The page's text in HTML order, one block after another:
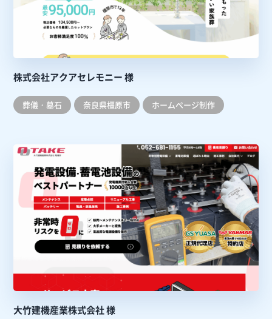
株式会社アクアセレモニー 様
葬儀・墓石 奈良県橿原市 ホームぺージ制作
大竹建機産業株式会社 様